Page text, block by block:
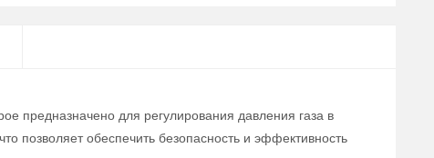
предназначено для регулирования давления газа в
позволяет обеспечить безопасность и эффективность